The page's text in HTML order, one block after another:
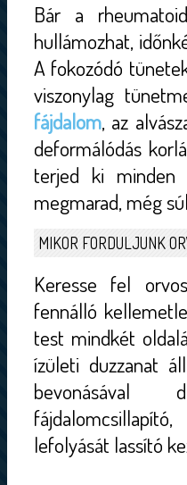
Bár a
hullámozhat,
A fokozódó
viszonylag
fájdalom, az
deformálódás
terjed ki minden
megmarad, még
MIKOR FORDULJUNK
Keresse fel
fennálló
test mindkét
ízületi duzzanat
lefolyását lassító